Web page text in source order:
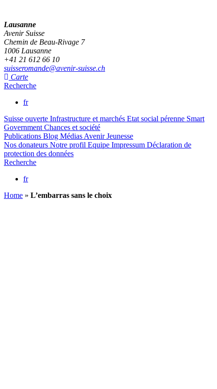
Lausanne
Avenir Suisse
Chemin de Beau-Rivage 7
1006 Lausanne
+41 21 612 66 10
suisseromande@avenir-suisse.ch
Carte
Recherche
fr
Suisse ouverte Infrastructure et marchés Etat social pérenne Smart
Government Chances et société
Publications Blog Médias Avenir Jeunesse
Nos donateurs Notre profil Equipe Impressum Déclaration de
protection des données
Recherche
fr
Home » L’embarras sans le choix